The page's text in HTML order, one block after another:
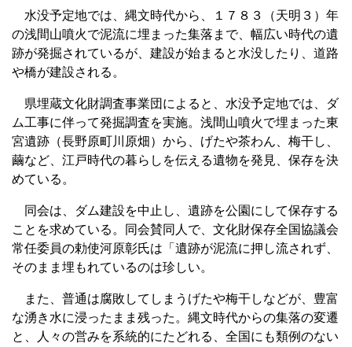
水没予定地では、縄文時代から、１７８３（天明３）年
の浅間山噴火で泥流に埋まった集落まで、幅広い時代の遺
跡が発掘されているが、建設が始まると水没したり、道路
や橋が建設される。
県埋蔵文化財調査事業団によると、水没予定地では、ダ
ム工事に伴って発掘調査を実施。浅間山噴火で埋まった東
宮遺跡（長野原町川原畑）から、げたや茶わん、梅干し、
繭など、江戸時代の暮らしを伝える遺物を発見、保存を決
めている。
同会は、ダム建設を中止し、遺跡を公園にして保存する
ことを求めている。同会賛同人で、文化財保存全国協議会
常任委員の勅使河原彰氏は「遺跡が泥流に押し流されず、
そのまま埋もれているのは珍しい。
また、普通は腐敗してしまうげたや梅干しなどが、豊富
な湧き水に浸ったまま残った。縄文時代からの集落の変遷
と、人々の営みを系統的にたどれる、全国にも類例のない